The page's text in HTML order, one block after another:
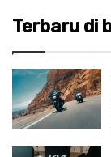
Terbaru di